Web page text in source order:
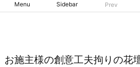
Menu Sidebar Prev
お施主様の創意工夫拘りの花